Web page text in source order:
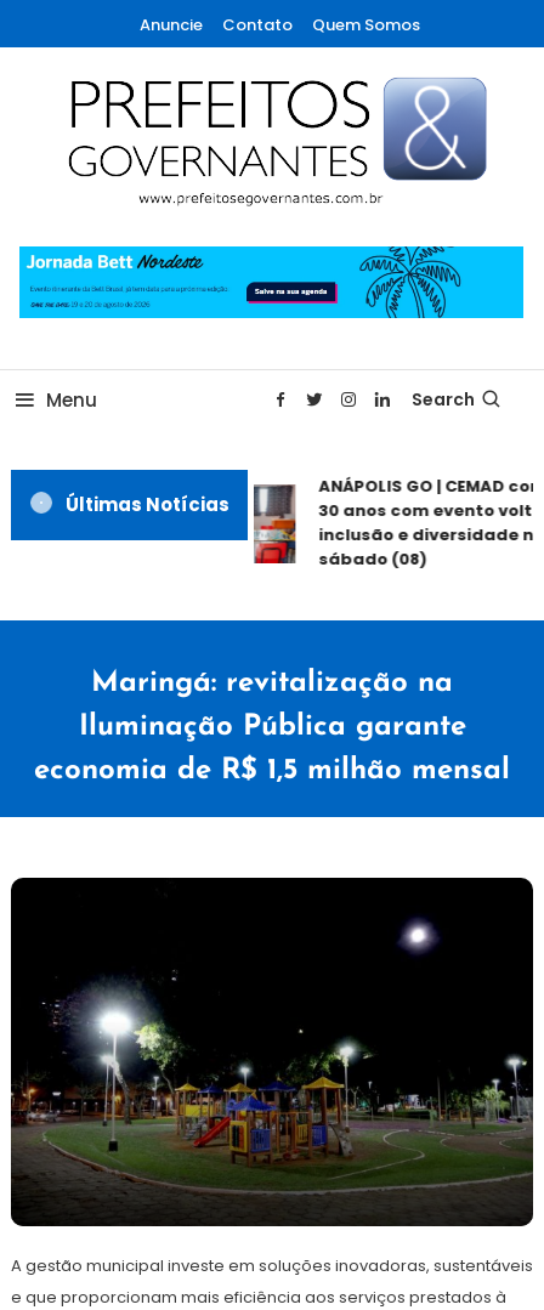
To
Content
Anuncie Contato Quem Somos
Prefeitos & Governantes
Menu Search
Últimas Notícias
ANÁPOLIS GO | CEMAD
30 anos com evento
inclusão e diversidade
sábado (08)
Maringá: revitalização na
Iluminação Pública garante
economia de R$ 1,5 milhão mensal
setembro
de
Redação
A gestão municipal investe em soluções inovadoras, sustentáveis
e que proporcionam mais eficiência aos serviços prestados à